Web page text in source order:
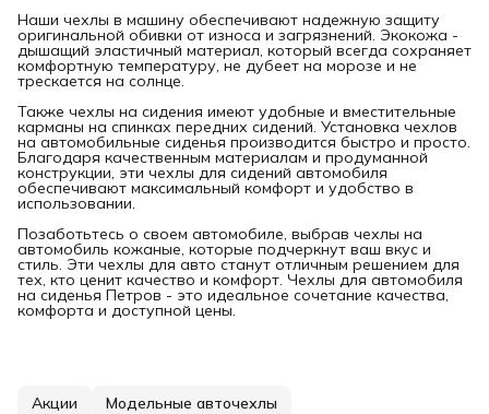
Наши чехлы в машину обеспечивают надежную защиту
оригинальной обивки от износа и загрязнений. Экокожа -
дышащий эластичный материал, который всегда сохраняет
комфортную температуру, не дубеет на морозе и не
трескается на солнце.
Также чехлы на сидения имеют удобные и вместительные
карманы на спинках передних сидений. Установка чехлов
на автомобильные сиденья производится быстро и просто.
Благодаря качественным материалам и продуманной
конструкции, эти чехлы для сидений автомобиля
обеспечивают максимальный комфорт и удобство в
использовании.
Позаботьтесь о своем автомобиле, выбрав чехлы на
автомобиль кожаные, которые подчеркнут ваш вкус и
стиль. Эти чехлы для авто станут отличным решением для
тех, кто ценит качество и комфорт. Чехлы для автомобиля
на сиденья Петров - это идеальное сочетание качества,
комфорта и доступной цены.
Акции Модельные авточехлы